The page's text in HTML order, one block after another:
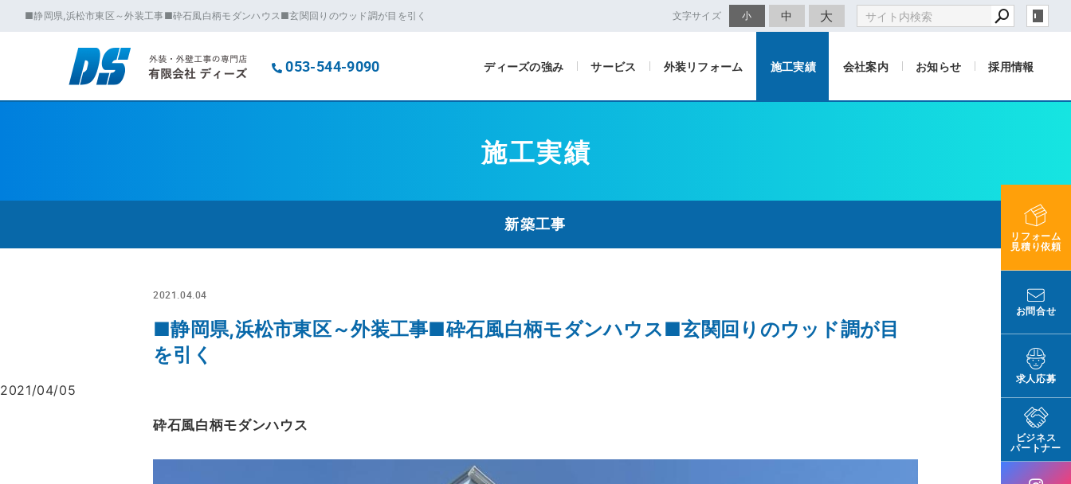
■静岡県,浜松市東区～外装工事■砕石風白柄モダンハウス■玄関回りのウッド調が目を引く 文字サイズ 小 中 大
053-544-9090 ディーズの強み サービス 外装リフォーム 施工実績 会社案内 お知らせ 採用情報
リフォーム
見積り依頼
お問合せ
求人応募
ビジネス
パートナー
施工実績
新築工事
2021.04.04
■静岡県,浜松市東区～外装工事■砕石風白柄モダンハウス■玄関回りのウッド調が目
を引く
2021/04/05
砕石風白柄モダンハウス